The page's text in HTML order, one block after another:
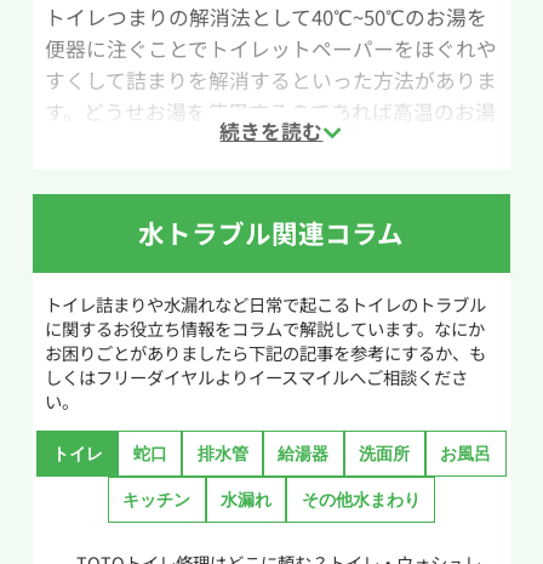
慣れていないと使い方が難しいと感じる場合もあ
ります。無理に押し込んだり強くこすったりする
と、排水管や便器を傷つける恐れがあるため慎重
に作業を行いましょう。
っくり差し込みます。詰まりに当たった感触があ
ったら、柄を回しながら少しずつ動かし、詰ま
りの原因をほぐしていきます。もしトイレットペ
ーパーが原因であれば、削りながら奥へ押し流
すことで解消できる場合があります。
作業しても改善しない場合や奥で詰まっている場
合は、無理をせず専門業者へ相談することをお
すすめします。
トイレつまりの解消法として40℃~50℃のお湯を
便器に注ぐことでトイレットペーパーをほぐれや
すくして詰まりを解消するといった方法がありま
す。どうせお湯を使用するのであれば高温のお湯
のほうが効果がありそうなどと考えて高温のお湯
便器は陶器でできているため急激な温度変化に
に熱湯を注ぐと便器が割れてしまうことがありま
す。便器が割れてしまうとトイレの交換が必要に
なり修理費用も高額になるので注意してくださ
い。
また、トイレつまりに気づいた際に無理やり異
物を流そうと硬い棒などで押し出そうとする行為
も非常に危険です。流してはいけないものが奥へ
入り込んでしまうと除去する際にも大変ですし、
水トラブル関連コラム
トイレ詰まりや水漏れなど日常で起こるトイレのトラブル
に関するお役立ち情報をコラムで解説しています。なにか
お困りごとがありましたら下記の記事を参考にするか、も
しくはフリーダイヤルよりイースマイルへご相談くださ
い。
トイレ 蛇口 排水管 給湯器 洗面所 お風呂
キッチン 水漏れ その他水まわり